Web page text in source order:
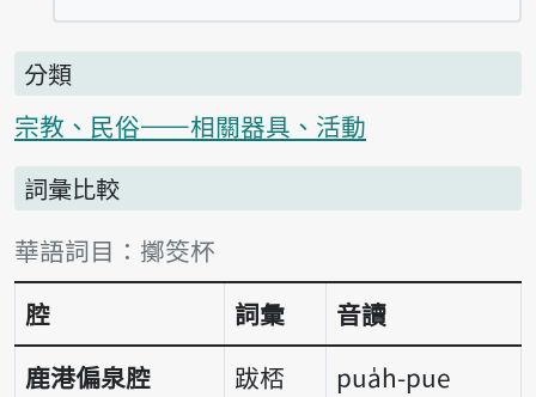
分類
宗教、民俗——相關器具、活動
詞彙比較
詞彙比較表
華語詞目：擲筊杯
腔
詞彙
音讀
鹿港偏泉腔
跋桮
pua̍h-pue